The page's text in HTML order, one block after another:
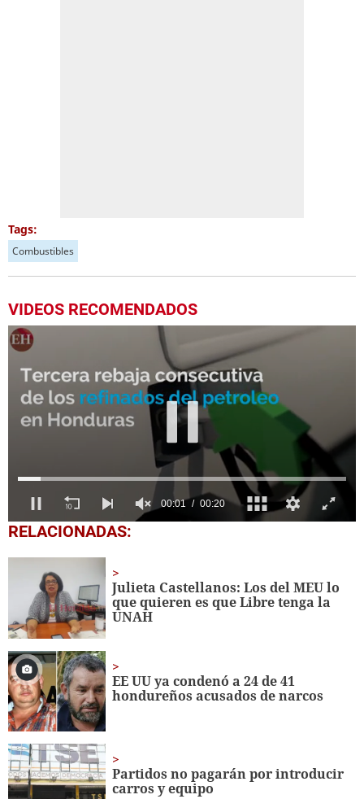
Tags:
Combustibles
VIDEOS RECOMENDADOS
0
seconds
seconds
RELACIONADAS:
Julieta Castellanos: Los del MEU lo
que quieren es que Libre tenga la
UNAH
EE UU ya condenó a 24 de 41
hondureños acusados de narcos
Partidos no pagarán por introducir
carros y equipo